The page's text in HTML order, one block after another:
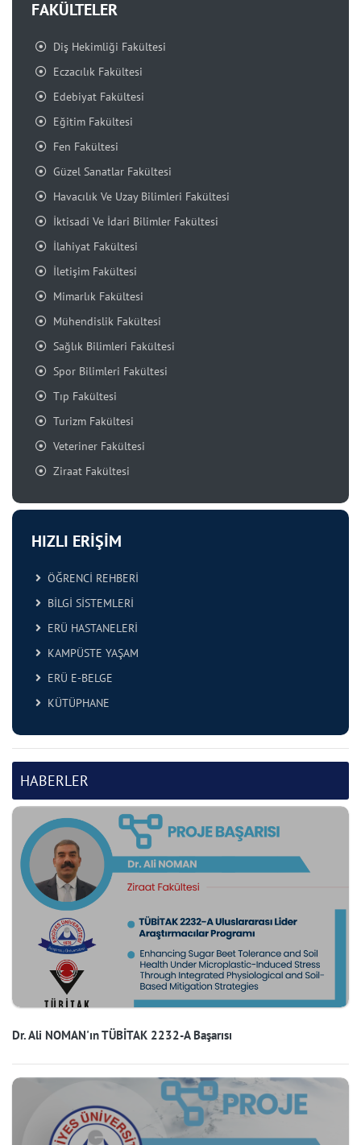
FAKÜLTELER
Diş Hekimliği Fakültesi
Eczacılık Fakültesi
Edebiyat Fakültesi
Eğitim Fakültesi
Fen Fakültesi
Güzel Sanatlar Fakültesi
Havacılık Ve Uzay Bilimleri Fakültesi
İktisadi Ve İdari Bilimler Fakültesi
İlahiyat Fakültesi
İletişim Fakültesi
Mimarlık Fakültesi
Mühendislik Fakültesi
Sağlık Bilimleri Fakültesi
Spor Bilimleri Fakültesi
Tıp Fakültesi
Turizm Fakültesi
Veteriner Fakültesi
Ziraat Fakültesi
HIZLI ERİŞİM
ÖĞRENCİ REHBERİ
BİLGİ SİSTEMLERİ
ERÜ HASTANELERİ
KAMPÜSTE YAŞAM
ERÜ E-BELGE
KÜTÜPHANE
HABERLER
Dr. Ali NOMAN'ın TÜBİTAK 2232-A Başarısı